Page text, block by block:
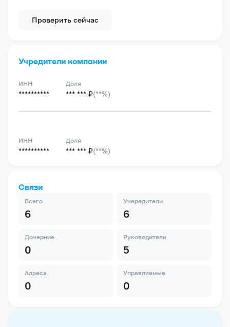
Проверить сейчас
Учредители компании
ИНН
**********
Доля
*** *** ₽(**%)
ИНН
**********
Доля
*** *** ₽(**%)
Связи
Всего
6
Учередители
6
Дочерние
0
Руководители
5
Адреса
0
Управляемые
0